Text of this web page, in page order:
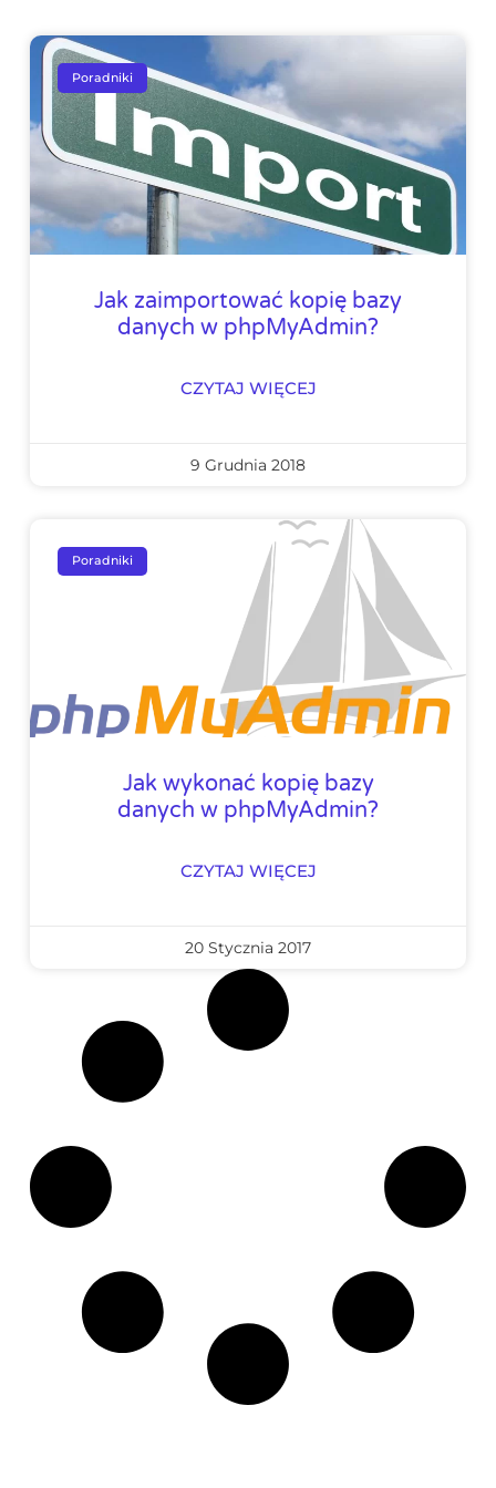
Poradniki
Jak zaimportować kopię bazy
danych w phpMyAdmin?
CZYTAJ WIĘCEJ
9 Grudnia 2018
Poradniki
Jak wykonać kopię bazy
danych w phpMyAdmin?
CZYTAJ WIĘCEJ
20 Stycznia 2017